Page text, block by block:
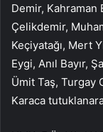
Demir, Kahraman
Çelikdemir,
Keçiyatağı, Mert
Eygi, Anıl Bayır,
Ümit Taş, Turgay
Karaca